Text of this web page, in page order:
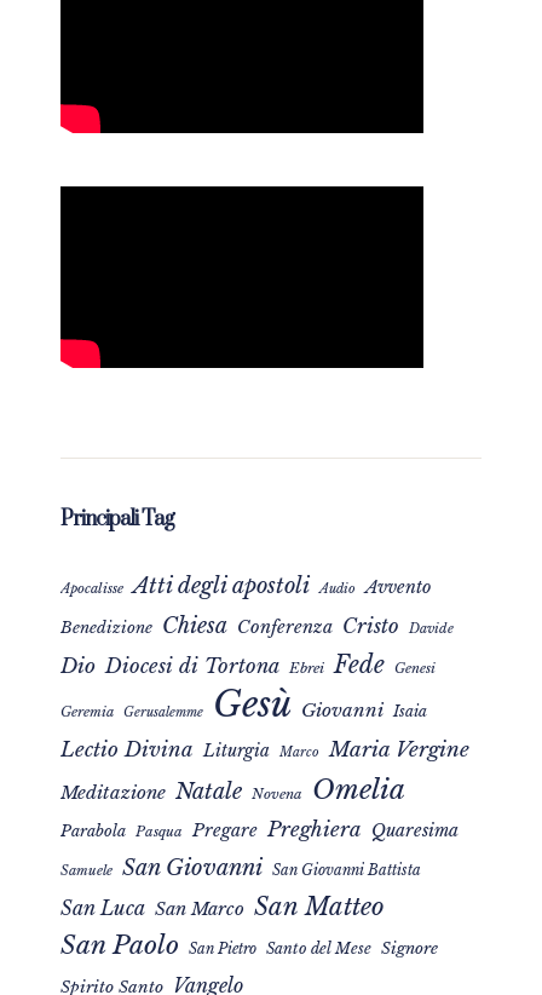
Principali Tag
Apocalisse Atti degli apostoli Audio Avvento
Benedizione Chiesa Conferenza Cristo Davide
Dio Diocesi di Tortona Ebrei Fede Genesi
Geremia Gerusalemme Gesù Giovanni Isaia
Lectio Divina Liturgia Marco Maria Vergine
Meditazione Natale Novena Omelia
Parabola Pasqua Pregare Preghiera Quaresima
Samuele San Giovanni San Giovanni Battista
San Luca San Marco San Matteo
San Paolo San Pietro Santo del Mese Signore
Spirito Santo Vangelo